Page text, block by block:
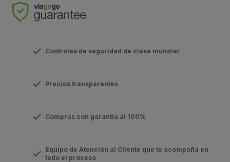
Controles de seguridad de clase mundial
Precios transparentes
Compras con garantía al 100%
Equipo de Atención al Cliente que te acompaña en
todo el proceso